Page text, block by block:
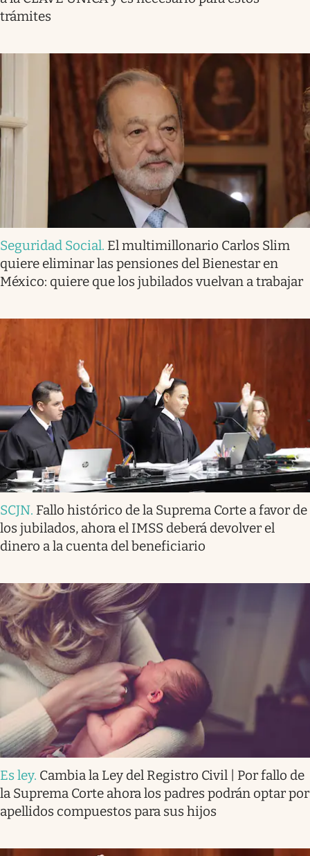
trámites
Seguridad Social. El multimillonario Carlos Slim
quiere eliminar las pensiones del Bienestar en
México: quiere que los jubilados vuelvan a trabajar
SCJN. Fallo histórico de la Suprema Corte a favor de
los jubilados, ahora el IMSS deberá devolver el
dinero a la cuenta del beneficiario
Es ley. Cambia la Ley del Registro Civil | Por fallo de
la Suprema Corte ahora los padres podrán optar por
apellidos compuestos para sus hijos